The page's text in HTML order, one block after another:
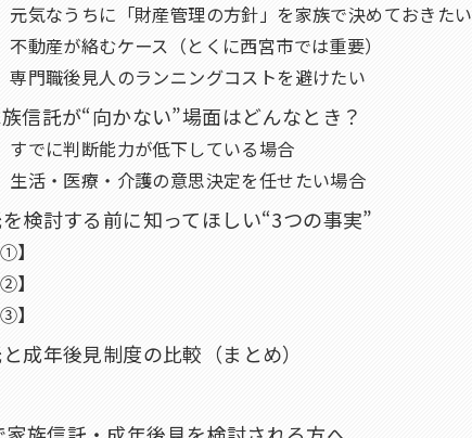
気なうちに「財産管理の方針」を家族で決めておきたい
動産が絡むケース（とくに西宮市では重要）
門職後見人のランニングコストを避けたい
信託が“向かない”場面はどんなとき？
でに判断能力が低下している場合
活・医療・介護の意思決定を任せたい場合
検討する前に知ってほしい“3つの事実”
】
】
】
成年後見制度の比較（まとめ）